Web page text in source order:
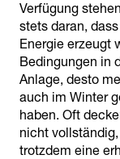
Verfügung
stets daran,
Energie erzeugt
Bedingungen in
Anlage, desto
auch im Winter
haben. Oft
nicht
trotzdem eine